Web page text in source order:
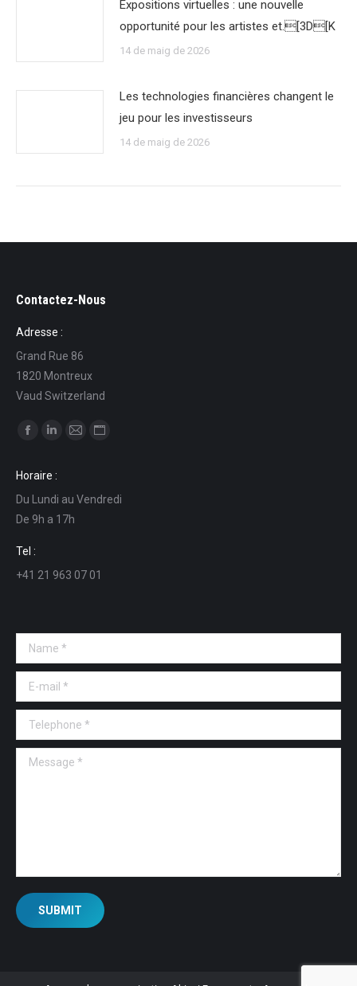
Expositions virtuelles : une nouvelle
opportunité pour les artistes et.[3D[K
14 de maig de 2026
Les technologies financières changent le
jeu pour les investisseurs
14 de maig de 2026
Contactez-Nous
Adresse :
Grand Rue 86
1820 Montreux
Vaud Switzerland
Find us on:
opens
in
new
window
opens
in
new
in
in
Horaire :
Du Lundi au Vendredi
De 9h a 17h
Tel :
+41 21 963 07 01
Name *
E-mail *
Telephone *
Message *
SUBMIT